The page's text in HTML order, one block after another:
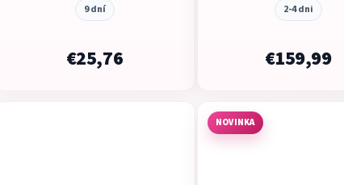
9 dní
€25,76
2-4 dni
€159,99
NOVINKA